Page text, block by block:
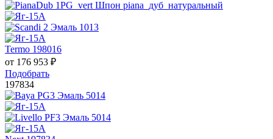
Termo 198016
от 176 953 ₽
Подобрать
197834